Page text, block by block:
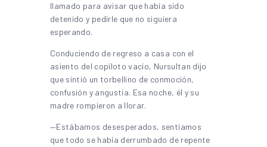
llamado para avisar que había sido
detenido y pedirle que no siguiera
esperando.
Conduciendo de regreso a casa con el
asiento del copiloto vacío, Nursultan dijo
que sintió un torbellino de conmoción,
confusión y angustia. Esa noche, él y su
madre rompieron a llorar.
—Estábamos desesperados, sentíamos
que todo se había derrumbado de repente